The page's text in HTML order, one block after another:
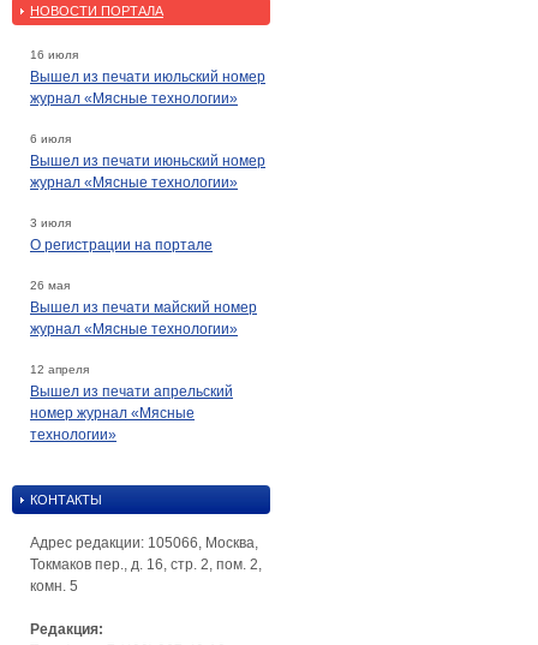
НОВОСТИ ПОРТАЛА
16 июля
Вышел из печати июльский номер
журнал «Мясные технологии»
6 июля
Вышел из печати июньский номер
журнал «Мясные технологии»
3 июля
О регистрации на портале
26 мая
Вышел из печати майский номер
журнал «Мясные технологии»
12 апреля
Вышел из печати апрельский
номер журнал «Мясные
технологии»
КОНТАКТЫ
Адрес редакции: 105066, Москва,
Токмаков пер., д. 16, стр. 2, пом. 2,
комн. 5
Редакция: